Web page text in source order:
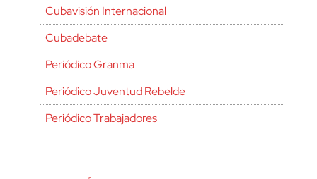
Cubavisión Internacional
Cubadebate
Periódico Granma
Periódico Juventud Rebelde
Periódico Trabajadores